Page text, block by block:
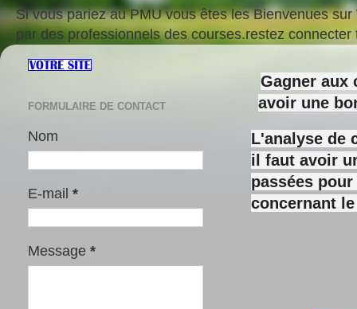
Si vous pariez au PMU vous êtes les Bienvenues
par des professionnels des courses.restez
Gagner aux
avoir une
L'analyse de
il faut avoir
passées
concernant
FORMULAIRE DE CONTACT
Nom
E-mail *
Message *